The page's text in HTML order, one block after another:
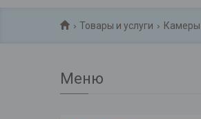
Товары и услуги Камеры